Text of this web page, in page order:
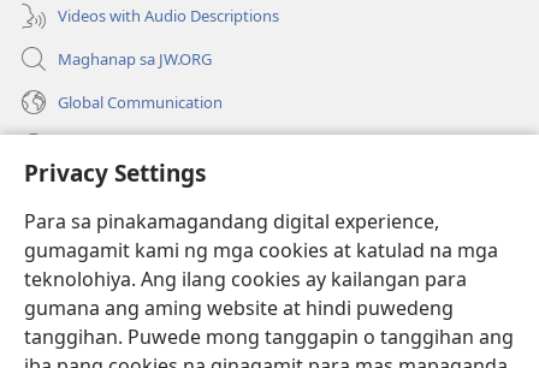
Privacy Settings
Para sa pinakamagandang digital experience,
gumagamit kami ng mga cookies at katulad na mga
teknolohiya. Ang ilang cookies ay kailangan para
gumana ang aming website at hindi puwedeng
tanggihan. Puwede mong tanggapin o tanggihan ang
Videos with Audio Descriptions
Maghanap sa JW.ORG
Global Communication
(may
na
bagong
window)
Watchtower ONLINE LIBRARY™
(may
bubukas
na
bagong
JW Hub ®
(may
bubukas